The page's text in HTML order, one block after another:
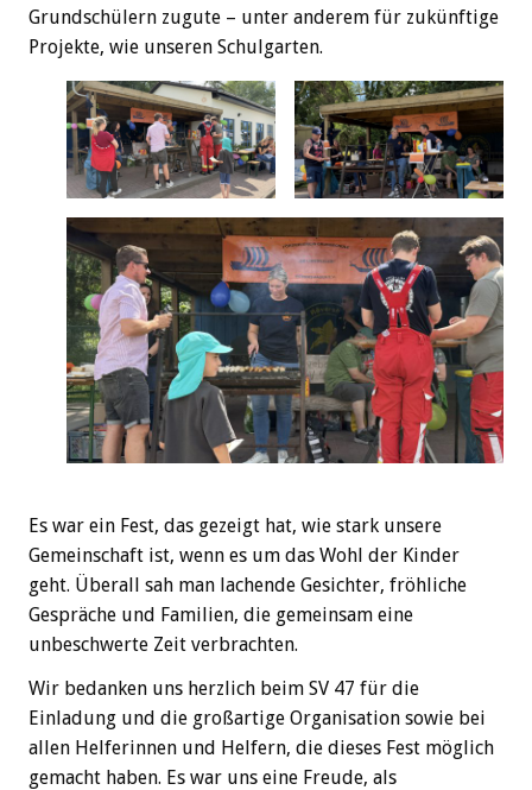
Grundschülern zugute – unter anderem für zukünftige
Projekte, wie unseren Schulgarten.
Es war ein Fest, das gezeigt hat, wie stark unsere
Gemeinschaft ist, wenn es um das Wohl der Kinder
geht. Überall sah man lachende Gesichter, fröhliche
Gespräche und Familien, die gemeinsam eine
unbeschwerte Zeit verbrachten.
Wir bedanken uns herzlich beim SV 47 für die
Einladung und die großartige Organisation sowie bei
allen Helferinnen und Helfern, die dieses Fest möglich
gemacht haben. Es war uns eine Freude, als